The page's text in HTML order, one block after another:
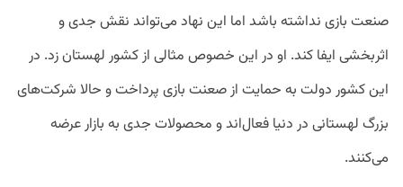
صنعت بازی نداشته باشد اما این نهاد می‌تواند نقش جدی و
اثربخشی ایفا کند. او در این خصوص مثالی از کشور لهستان زد. در
این کشور دولت به حمایت از صعنت بازی پرداخت و حالا شرکت‌های
بزرگ لهستانی در دنیا فعال‌اند و محصولات جدی به بازار عرضه
می‌کنند.